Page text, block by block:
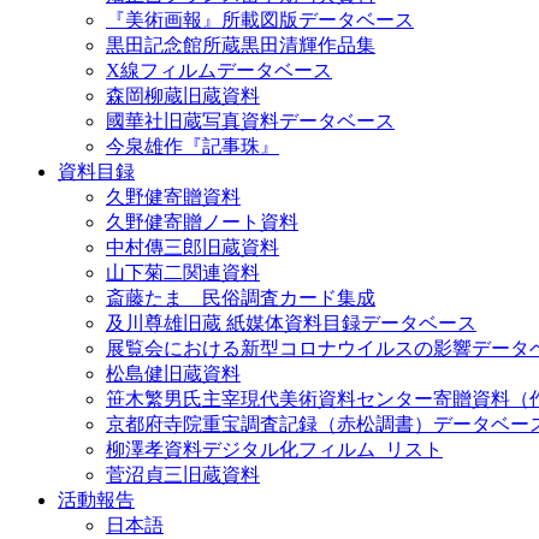
『美術画報』所載図版データベース
黒田記念館所蔵黒田清輝作品集
X線フィルムデータベース
森岡柳蔵旧蔵資料
國華社旧蔵写真資料データベース
今泉雄作『記事珠』
資料目録
久野健寄贈資料
久野健寄贈ノート資料
中村傳三郎旧蔵資料
山下菊二関連資料
斎藤たま 民俗調査カード集成
及川尊雄旧蔵 紙媒体資料目録データベース
展覧会における新型コロナウイルスの影響データ
松島健旧蔵資料
笹木繁男氏主宰現代美術資料センター寄贈資料（
京都府寺院重宝調査記録（赤松調書）データベー
柳澤孝資料デジタル化フィルム_リスト
菅沼貞三旧蔵資料
活動報告
日本語